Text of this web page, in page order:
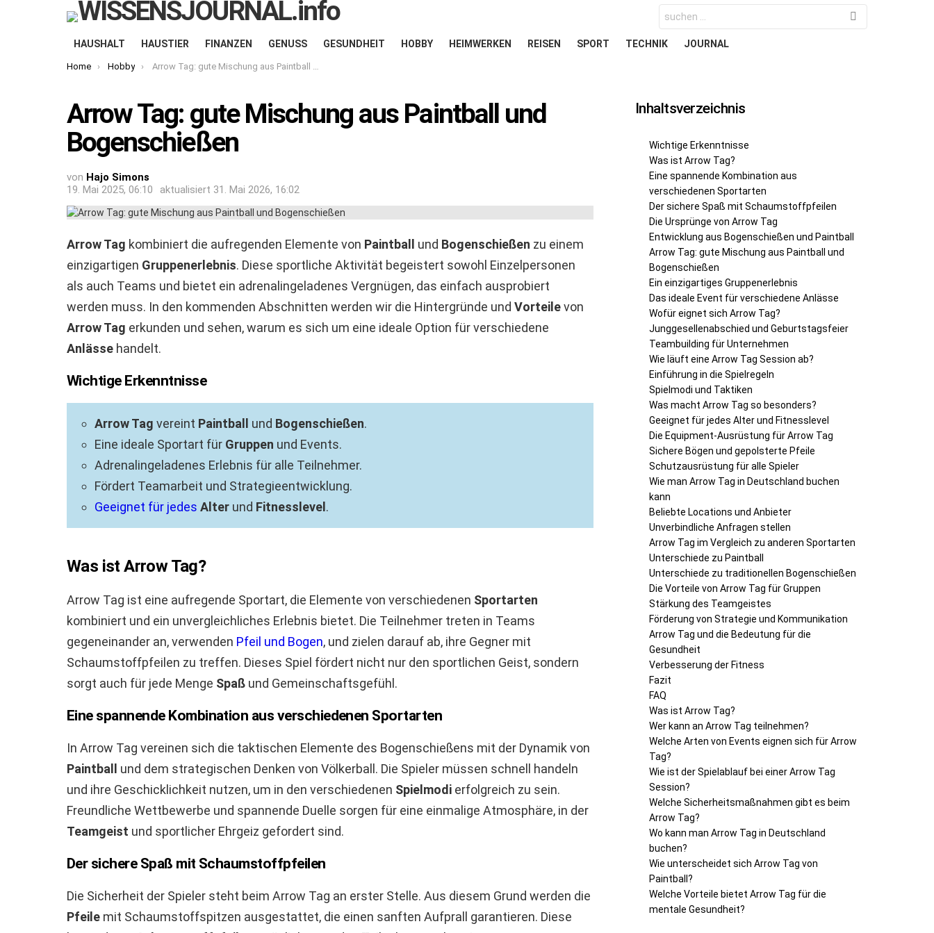
for:
HAUSHALT HAUSTIER FINANZEN GENUSS GESUNDHEIT HOBBY HEIMWERKEN REISEN SPORT TECHNIK JOURNAL
You are here:
Home Hobby Arrow Tag: gute Mischung aus Paintball und Bogenschießen
Arrow Tag: gute Mischung aus Paintball und
Bogenschießen
von Hajo Simons
19. Mai 2025, 06:10
aktualisiert 31. Mai 2026, 16:02
Arrow Tag kombiniert die aufregenden Elemente von Paintball und Bogenschießen zu einem
einzigartigen Gruppenerlebnis. Diese sportliche Aktivität begeistert sowohl Einzelpersonen
als auch Teams und bietet ein adrenalingeladenes Vergnügen, das einfach ausprobiert
werden muss. In den kommenden Abschnitten werden wir die Hintergründe und Vorteilevon
Arrow Tag erkunden und sehen, warum es sich um eine ideale Option für verschiedene
Anlässe handelt.
Wichtige Erkenntnisse
Arrow Tag vereint Paintball und Bogenschießen.
Eine ideale Sportart für Gruppen und Events.
Adrenalingeladenes Erlebnis für alle Teilnehmer.
Fördert Teamarbeit und Strategieentwicklung.
Geeignet für jedes Alter und Fitnesslevel .
Was ist Arrow Tag?
Arrow Tag ist eine aufregende Sportart, die Elemente von verschiedenen Sportarten
kombiniert und ein unvergleichliches Erlebnis bietet. Die Teilnehmer treten in Teams
gegeneinander an, verwenden Pfeil und Bogen, und zielen darauf ab, ihre Gegner mit
Schaumstoffpfeilen zu treffen. Dieses Spiel fördert nicht nur den sportlichen Geist, sondern
sorgt auch für jede Menge Spaß und Gemeinschaftsgefühl.
Eine spannende Kombination aus verschiedenen Sportarten
In Arrow Tag vereinen sich die taktischen Elemente des Bogenschießens mit der Dynamik von
Paintball
und dem strategischen Denken von Völkerball. Die Spieler müssen schnell handeln
und ihre Geschicklichkeit nutzen, um in den verschiedenen Spielmodi erfolgreich zu sein.
Freundliche Wettbewerbe und spannende Duelle sorgen für eine einmalige Atmosphäre, in der
Teamgeist und sportlicher Ehrgeiz gefordert sind.
Der sichere Spaß mit Schaumstoffpfeilen
Die Sicherheit der Spieler steht beim Arrow Tag an erster Stelle. Aus diesem Grund werden die
Pfeile mit Schaumstoffspitzen ausgestattet, die einen sanften Aufprall garantieren. Diese
Inhaltsverzeichnis
Wichtige Erkenntnisse
Was ist Arrow Tag?
Eine spannende Kombination aus
verschiedenen Sportarten
Der sichere Spaß mit Schaumstoffpfeilen
Die Ursprünge von Arrow Tag
Entwicklung aus Bogenschießen und Paintball
Arrow Tag: gute Mischung aus Paintball und
Bogenschießen
Ein einzigartiges Gruppenerlebnis
Das ideale Event für verschiedene Anlässe
Wofür eignet sich Arrow Tag?
Junggesellenabschied und Geburtstagsfeier
Teambuilding für Unternehmen
Wie läuft eine Arrow Tag Session ab?
Einführung in die Spielregeln
Spielmodi und Taktiken
Was macht Arrow Tag so besonders?
Geeignet für jedes Alter und Fitnesslevel
Die Equipment-Ausrüstung für Arrow Tag
Sichere Bögen und gepolsterte Pfeile
Schutzausrüstung für alle Spieler
Wie man Arrow Tag in Deutschland buchen
kann
Beliebte Locations und Anbieter
Unverbindliche Anfragen stellen
Arrow Tag im Vergleich zu anderen Sportarten
Unterschiede zu Paintball
Unterschiede zu traditionellen Bogenschießen
Die Vorteile von Arrow Tag für Gruppen
Stärkung des Teamgeistes
Förderung von Strategie und Kommunikation
Arrow Tag und die Bedeutung für die
Gesundheit
Verbesserung der Fitness
Fazit
FAQ
Was ist Arrow Tag?
Wer kann an Arrow Tag teilnehmen?
Welche Arten von Events eignen sich für Arrow
Tag?
Wie ist der Spielablauf bei einer Arrow Tag
Session?
Welche Sicherheitsmaßnahmen gibt es beim
Arrow Tag?
Wo kann man Arrow Tag in Deutschland
buchen?
Wie unterscheidet sich Arrow Tag von
Paintball?
Welche Vorteile bietet Arrow Tag für die
mentale Gesundheit?